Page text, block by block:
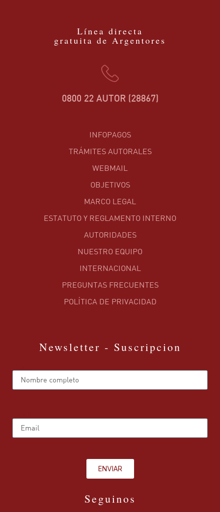
Línea directa
gratuita de Argentores
0800 22 AUTOR (28867)
INFOPAGOS
TRÁMITES AUTORALES
WEBMAIL
OBJETIVOS
MARCO LEGAL
ESTATUTO Y REGLAMENTO INTERNO
AUTORIDADES
NUESTRO EQUIPO
INTERNACIONAL
PREGUNTAS FRECUENTES
POLÍTICA DE PRIVACIDAD
Newsletter - Suscripcion
ENVIAR
Seguinos